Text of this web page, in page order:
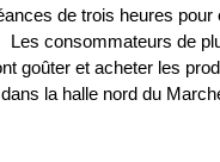
de trois heures pour
Les consommateurs de
goûter et acheter les
la halle nord du